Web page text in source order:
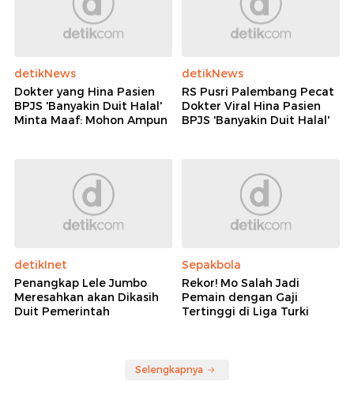
detikNews
Dokter yang Hina Pasien
BPJS 'Banyakin Duit Halal'
Minta Maaf: Mohon Ampun
detikNews
RS Pusri Palembang Pecat
Dokter Viral Hina Pasien
BPJS 'Banyakin Duit Halal'
detikInet
Penangkap Lele Jumbo
Meresahkan akan Dikasih
Duit Pemerintah
Sepakbola
Rekor! Mo Salah Jadi
Pemain dengan Gaji
Tertinggi di Liga Turki
Selengkapnya